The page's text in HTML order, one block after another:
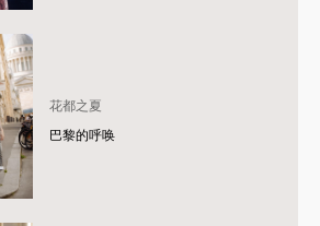
花都之夏
巴黎的呼唤